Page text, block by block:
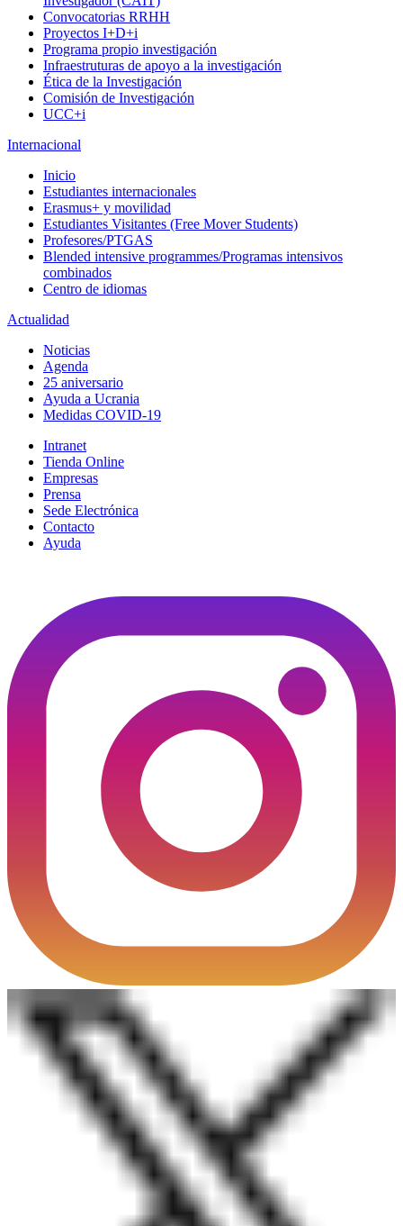
Convocatorias RRHH
Proyectos I+D+i
Programa propio investigación
Infraestruturas de apoyo a la investigación
Ética de la Investigación
Comisión de Investigación
UCC+i
Internacional
Inicio
Estudiantes internacionales
Erasmus+ y movilidad
Estudiantes Visitantes (Free Mover Students)
Profesores/PTGAS
Blended intensive programmes/Programas intensivos
combinados
Centro de idiomas
Actualidad
Noticias
Agenda
25 aniversario
Ayuda a Ucrania
Medidas COVID-19
Intranet
Tienda Online
Empresas
Prensa
Sede Electrónica
Contacto
Ayuda